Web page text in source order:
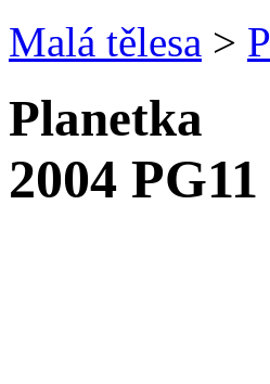
Malá tělesa >
Planetka
2004 PG11